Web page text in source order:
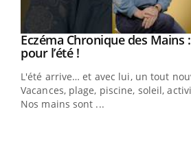
Youtube
Eczéma Chronique des Mains
pour l’été !Youtube
L'été arrive… et avec lui, un tout
Vacances, plage, piscine, soleil,
Nos mains sont ...